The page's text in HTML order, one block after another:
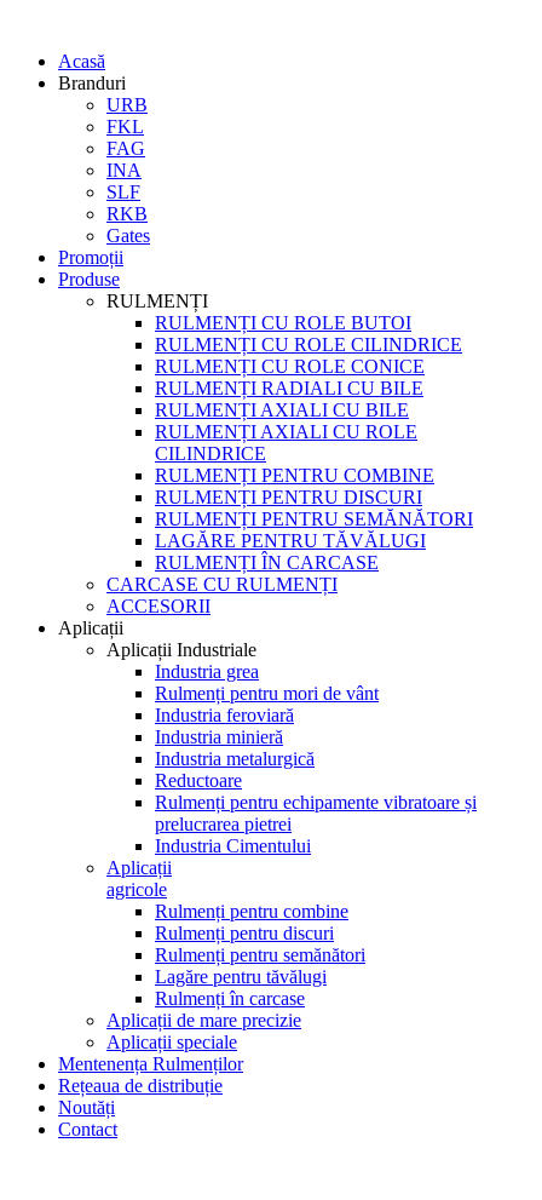
Acasă
Branduri
URB
FKL
FAG
INA
SLF
RKB
Gates
Promoții
Produse
RULMENȚI
RULMENȚI CU ROLE BUTOI
RULMENȚI CU ROLE CILINDRICE
RULMENȚI CU ROLE CONICE
RULMENȚI RADIALI CU BILE
RULMENȚI AXIALI CU BILE
RULMENȚI AXIALI CU ROLE
CILINDRICE
RULMENȚI PENTRU COMBINE
RULMENȚI PENTRU DISCURI
RULMENȚI PENTRU SEMĂNĂTORI
LAGĂRE PENTRU TĂVĂLUGI
RULMENȚI ÎN CARCASE
CARCASE CU RULMENȚI
ACCESORII
Aplicații
Aplicații Industriale
Industria grea
Rulmenți pentru mori de vânt
Industria feroviară
Industria minieră
Industria metalurgică
Reductoare
Rulmenți pentru echipamente vibratoare și
prelucrarea pietrei
Industria Cimentului
Aplicații
agricole
Rulmenți pentru combine
Rulmenți pentru discuri
Rulmenți pentru semănători
Lagăre pentru tăvălugi
Rulmenți în carcase
Aplicații de mare precizie
Aplicații speciale
Mentenența Rulmenților
Rețeaua de distribuție
Noutăți
Contact